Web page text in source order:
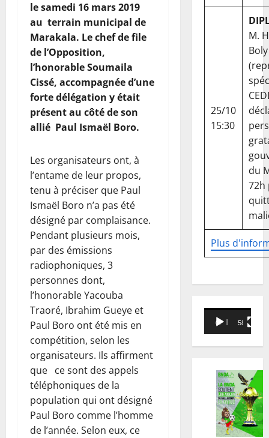
le samedi 16 mars 2019
au terrain municipal de
Marakala. Le chef de file
de l’Opposition,
l’honorable Soumaila
Cissé, accompagnée d’une
forte délégation y était
présent au côté de son
allié Paul Ismaël Boro.
Les organisateurs ont, à
l’entame de leur propos,
tenu à préciser que Paul
Ismaël Boro n’a pas été
désigné par complaisance.
Pendant plusieurs mois,
par des émissions
radiophoniques, 3
personnes dont,
l’honorable Yacouba
Traoré, Ibrahim Gueye et
Paul Boro ont été mis en
compétition, selon les
organisateurs. Ils affirment
que ce sont des appels
téléphoniques de la
population qui ont désigné
Paul Boro comme l’homme
de l’année. Selon eux, ce
Plus
25/10
15:30
M.
Boly
du
72h
Lecteur
vidéo
00:00 58:18